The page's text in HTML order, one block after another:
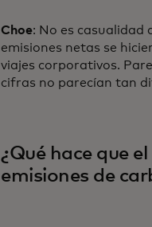
Choe: No es casualidad
emisiones netas se
viajes corporativos.
cifras no parecían tan
¿Qué hace que
emisiones de